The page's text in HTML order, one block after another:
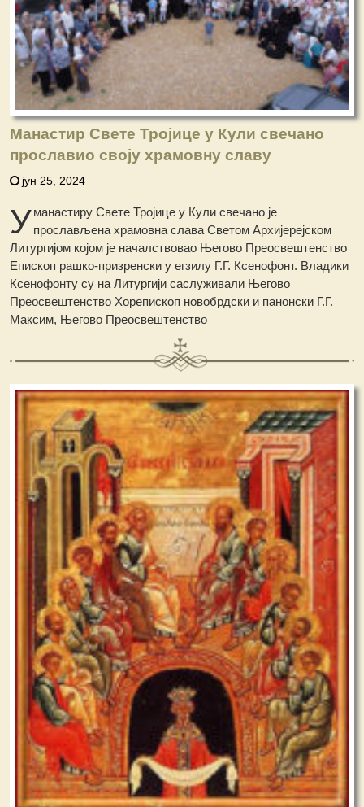
Манастир Свете Тројице у Кули свечано
прославио своју храмовну славу
јун 25, 2024
Уманастиру Свете Тројице у Кули свечано је
прослављена храмовна слава Светом Архијерејском
Литургијом којом је началствовао Његово Преосвештенство
Епископ рашко-призренски у егзилу Г.Г. Ксенофонт. Владики
Ксенофонту су на Литургији саслуживали Његово
Преосвештенство Хорепископ новобрдски и панонски Г.Г.
Максим, Његово Преосвештенство